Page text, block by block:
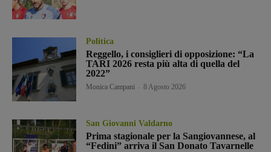
Politica
Reggello, i consiglieri di opposizione: “La
TARI 2026 resta più alta di quella del
2022”
Monica Campani 8 Agosto 2026
San Giovanni Valdarno
Prima stagionale per la Sangiovannese, al
“Fedini” arriva il San Donato Tavarnelle